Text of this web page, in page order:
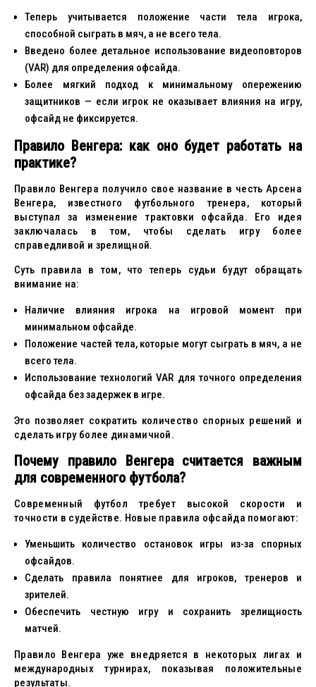
Теперь учитывается положение части тела игрока,
способной сыграть в мяч, а не всего тела.
Введено более детальное использование видеоповторов
(VAR) для определения офсайда.
Более мягкий подход к минимальному опережению
защитников — если игрок не оказывает влияния на игру,
офсайд не фиксируется.
Правило Венгера: как оно будет работать на
практике?
Правило Венгера получило свое название в честь Арсена
Венгера, известного футбольного тренера, который
выступал за изменение трактовки офсайда. Его идея
заключалась в том, чтобы сделать игру более
справедливой и зрелищной.
Суть правила в том, что теперь судьи будут обращать
внимание на:
Наличие влияния игрока на игровой момент при
минимальном офсайде.
Положение частей тела, которые могут сыграть в мяч, а не
всего тела.
Использование технологий VAR для точного определения
офсайда без задержек в игре.
Это позволяет сократить количество спорных решений и
сделать игру более динамичной.
Почему правило Венгера считается важным
для современного футбола?
Современный футбол требует высокой скорости и
точности в судействе. Новые правила офсайда помогают:
Уменьшить количество остановок игры из-за спорных
офсайдов.
Сделать правила понятнее для игроков, тренеров и
зрителей.
Обеспечить честную игру и сохранить зрелищность
матчей.
Правило Венгера уже внедряется в некоторых лигах и
международных турнирах, показывая положительные
результаты.